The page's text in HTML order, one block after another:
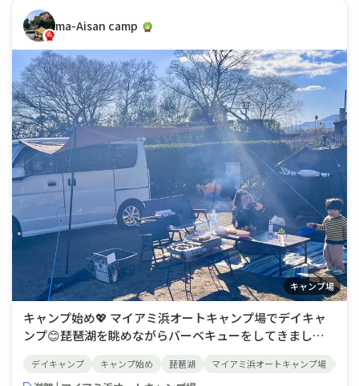
ma-Aisan camp
キャンプ場
キャンプ始め💖 マイアミ浜オートキャンプ場でデイキャ
ンプ😊琵琶湖を眺めながらバーベキューをしてきまし
り、割と暖かく過ごせました😘💖 マイアミ浜と名がつく
デイキャンプ キャンプ始め 琵琶湖 マイアミ浜オートキャンプ場